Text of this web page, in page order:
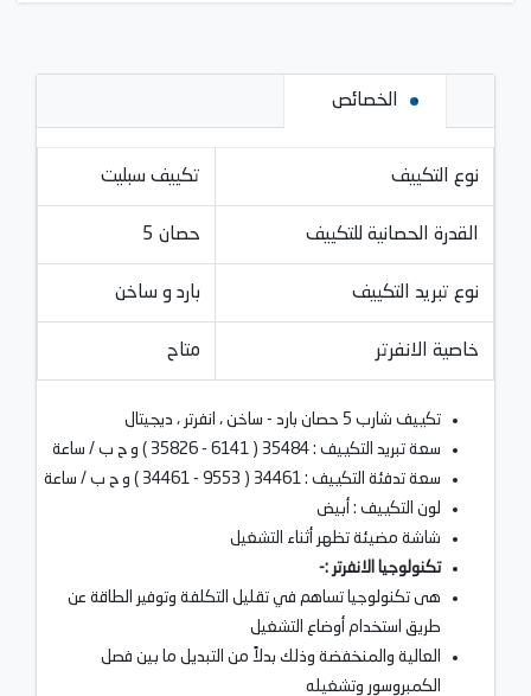
الخصائص
نوع التكييف تكييف سبليت
القدرة الحصانية للتكييف 5 حصان
نوع تبريد التكييف بارد و ساخن
خاصية الانفرتر متاح
تكييف شارب 5 حصان بارد - ساخن ، انفرتر ، ديجيتال
سعة تبريد التكييف : 35484 ( 6141 - 35826 ) و ح ب / ساعة
سعة تدفئة التكييف : 34461 ( 9553 - 34461 ) و ح ب / ساعة
لون التكييف : أبيض
شاشة مضيئة تظهر أثناء التشغيل
تكنولوجيا الانفرتر :-
هى تكنولوجيا تساهم في تقليل التكلفة وتوفير الطاقة عن
طريق استخدام أوضاع التشغيل
العالية والمنخفضة وذلك بدلاً من التبديل ما بين فصل
الكمبروسور وتشغيله